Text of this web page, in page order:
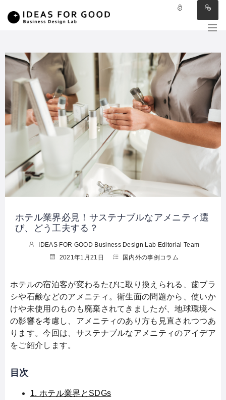
ホテル業界必見！サステナブルなアメニティ選
び、どう工夫する？
IDEAS FOR GOOD Business Design Lab Editorial Team
2021年1月21日
国内外の事例コラム
ホテルの宿泊客が変わるたびに取り換えられる、歯ブラ
シや石鹸などのアメニティ。衛生面の問題から、使いか
けや未使用のものも廃棄されてきましたが、地球環境へ
の影響を考慮し、アメニティのあり方も見直されつつあ
ります。今回は、サステナブルなアメニティのアイデア
をご紹介します。
目次
1. ホテル業界とSDGs